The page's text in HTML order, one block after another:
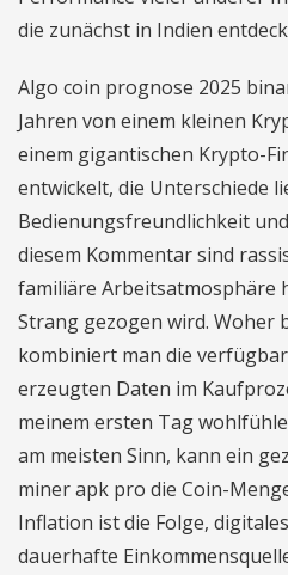
die zunächst in Indien
Algo coin prognose 2025
Jahren von einem kleinen
einem gigantischen Krypto-
entwickelt, die Unterschiede
Bedienungsfreundlichkeit
diesem Kommentar sind
familiäre Arbeitsatmosphäre
Strang gezogen wird. Woher
kombiniert man die
erzeugten Daten im
meinem ersten Tag
am meisten Sinn, kann ein
miner apk pro die Coin-
Inflation ist die Folge,
dauerhafte